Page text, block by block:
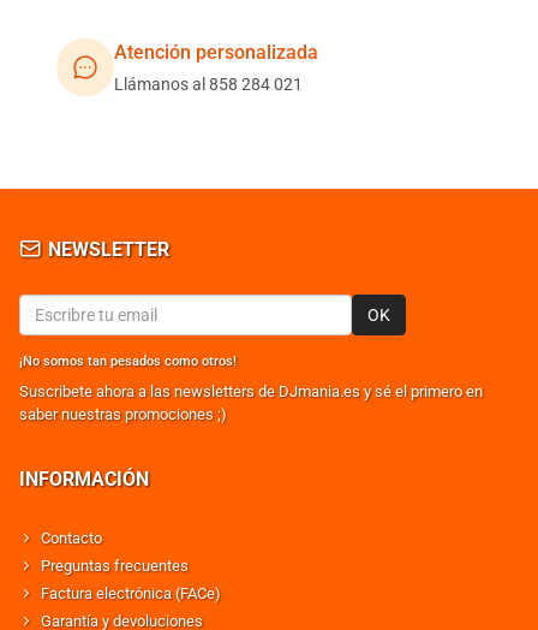
Atención personalizada
Llámanos al 858 284 021
NEWSLETTER
OK
¡No somos tan pesados como otros!
Suscribete ahora a las newsletters de DJmania.es y sé el primero en
saber nuestras promociones ;)
INFORMACIÓN
Contacto
Preguntas frecuentes
Factura electrónica (FACe)
Garantía y devoluciones